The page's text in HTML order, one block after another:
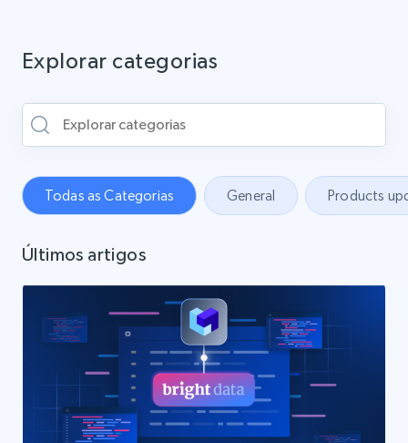
Explorar categorias
Todas as Categorias General Products
Últimos artigos